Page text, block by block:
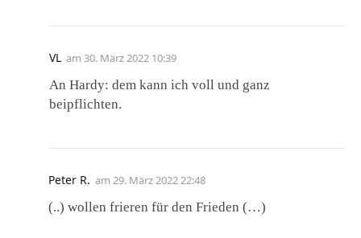
VL am 30. März 2022 10:39
An Hardy: dem kann ich voll und ganz
beipflichten.
Peter R. am 29. März 2022 22:48
(..) wollen frieren für den Frieden (…)